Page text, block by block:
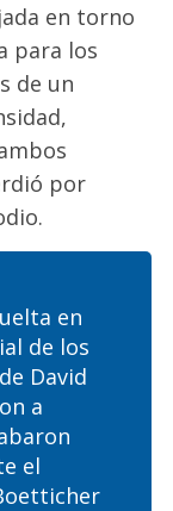
en torno
para los
de un
por
en
de los
David
a
el